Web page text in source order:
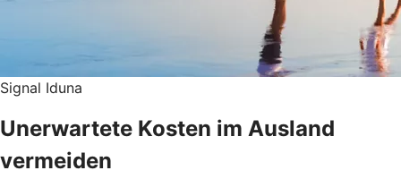
Signal Iduna
Unerwartete Kosten im Ausland
vermeiden